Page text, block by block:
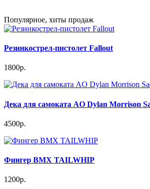
Популярное, хиты продаж
Резинкострел-пистолет Fallout
1800р.
Дека для самоката AO Dylan Morrison
4500р.
Фингер BMX TAILWHIP
1200р.